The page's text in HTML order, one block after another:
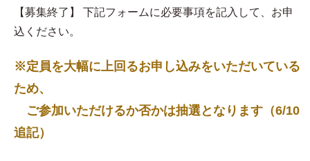
【募集終了】 下記フォームに必要事項を記入して、お申
込ください。
※定員を大幅に上回るお申し込みをいただいている
ため、
ご参加いただけるか否かは抽選となります（6/10
追記）